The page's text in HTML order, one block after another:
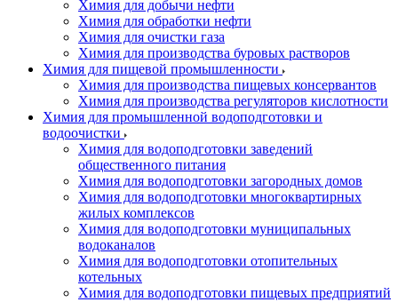
Химия для добычи нефти
Химия для обработки нефти
Химия для очистки газа
Химия для производства буровых растворов
Химия для пищевой промышленности
Химия для производства пищевых консервантов
Химия для производства регуляторов кислотности
Химия для промышленной водоподготовки и
водоочистки
Химия для водоподготовки заведений
общественного питания
Химия для водоподготовки загородных домов
Химия для водоподготовки многоквартирных
жилых комплексов
Химия для водоподготовки муниципальных
водоканалов
Химия для водоподготовки отопительных
котельных
Химия для водоподготовки пищевых предприятий